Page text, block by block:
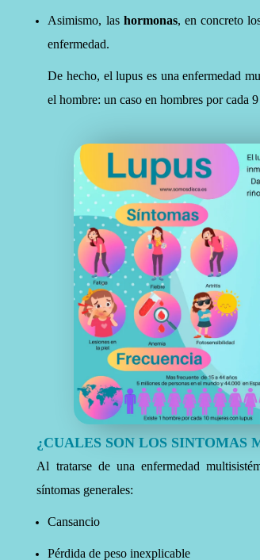
Asimismo, las hormonas, en concreto
enfermedad.
De hecho, el lupus es una enfermedad
el hombre: un caso en hombres por cada
¿CUALES SON LOS SINTOMAS
Al tratarse de una enfermedad
síntomas generales:
Cansancio
Pérdida de peso inexplicable